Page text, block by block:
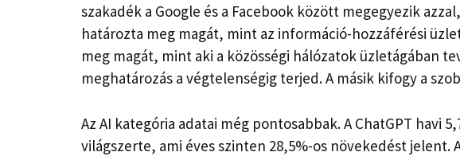
szakadék a Google és a Facebook között megegyezik
határozta meg magát, mint az információ-hozzáférési
meg magát, mint aki a közösségi hálózatok üzletágában
meghatározás a végtelenségig terjed. A másik kifogy a
Az AI kategória adatai még pontosabbak. A ChatGPT havi
világszerte, ami éves szinten 28,5%-os növekedést jelent.